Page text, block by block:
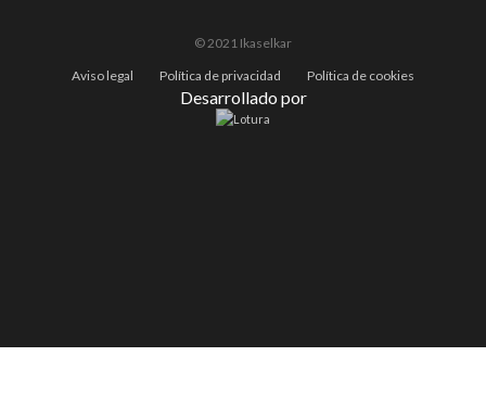
Aviso legal Política de privacidad Política de cookies
© 2021 Ikaselkar
Desarrollado por